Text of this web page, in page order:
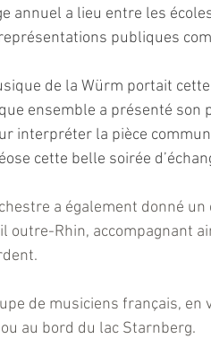
annuel a lieu entre les
publiques
de la Würm portait
ensemble a présenté son
interpréter la pièce
cette belle soirée
a également donné
outre-Rhin, accompagnant
de musiciens français, en
au bord du lac Starnberg.